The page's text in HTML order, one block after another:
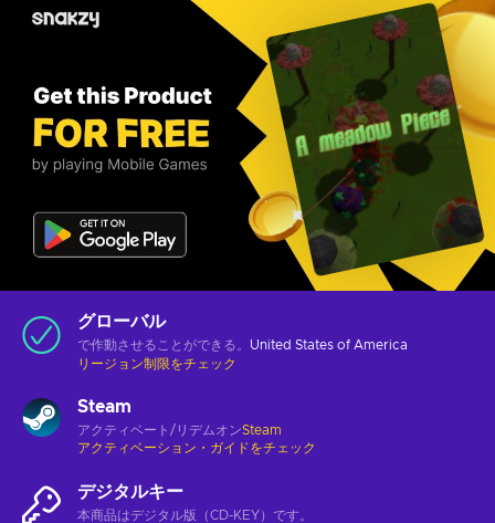
グローバル
で作動させることができる。 United States of America
リージョン制限をチェック
Steam
アクティベート/リデムオンSteam
アクティベーション・ガイドをチェック
デジタルキー
本商品はデジタル版（CD-KEY）です。